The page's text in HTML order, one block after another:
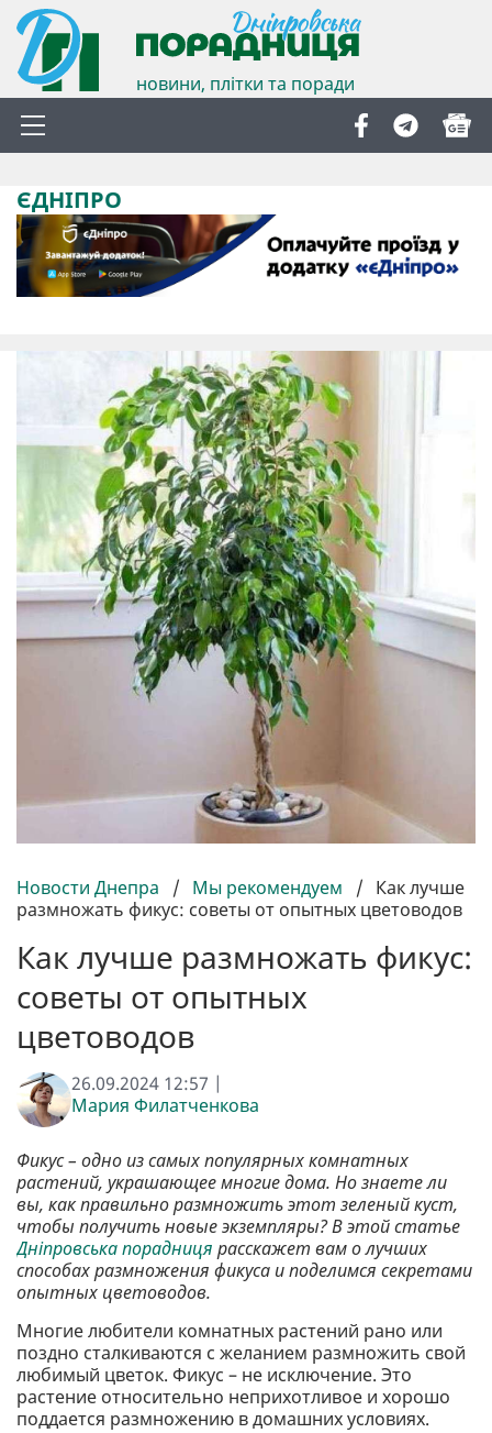
новини, плітки та поради
ЄДНІПРО
Новости Днепра / Мы рекомендуем / Как лучше
размножать фикус: советы от опытных цветоводов
Как лучше размножать фикус:
советы от опытных
цветоводов
26.09.2024 12:57 |
Мария Филатченкова
Фикус – одно из самых популярных комнатных
растений, украшающее многие дома. Но знаете ли
вы, как правильно размножить этот зеленый куст,
чтобы получить новые экземпляры? В этой статье
Дніпровська порадниця расскажет вам о лучших
способах размножения фикуса и поделимся секретами
опытных цветоводов.
Многие любители комнатных растений рано или
поздно сталкиваются с желанием размножить свой
любимый цветок. Фикус – не исключение. Это
растение относительно неприхотливое и хорошо
поддается размножению в домашних условиях.